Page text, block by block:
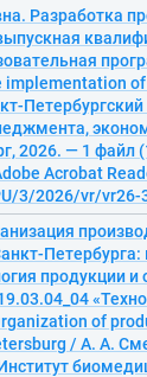
Разработка
2026. — 1
Acrobat
3/2026/vr/
продукции
of
/ А. А.